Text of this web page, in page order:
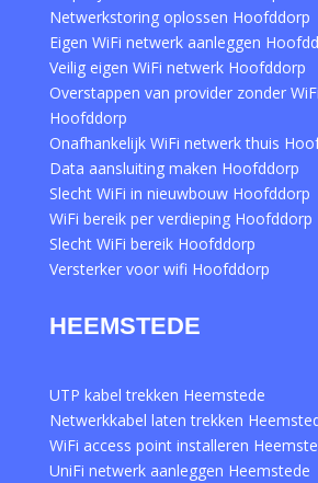
Netwerkstoring oplossen Hoofddorp
Eigen WiFi netwerk aanleggen
Veilig eigen WiFi netwerk Hoofddorp
Overstappen van provider zonder
Hoofddorp
Onafhankelijk WiFi netwerk thuis
Data aansluiting maken Hoofddorp
Slecht WiFi in nieuwbouw Hoofddorp
WiFi bereik per verdieping Hoofddorp
Slecht WiFi bereik Hoofddorp
Versterker voor wifi Hoofddorp
HEEMSTEDE
UTP kabel trekken Heemstede
Netwerkkabel laten trekken
WiFi access point installeren
UniFi netwerk aanleggen Heemstede